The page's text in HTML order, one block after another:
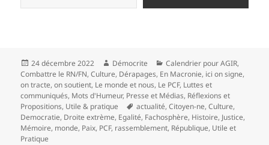
Publié
le
24 décembre 2022 Auteur
Démocrite Catégories
Calendrier pour AGIR,
Combattre le RN/FN,Culture, Dérapages, En Macronie, ici on signe,
on tracte, on soutient, Le monde et nous, Le PCF, Luttes et
communiqués, Mots d'Humeur, Presse et Médias, Réflexions et
Propositions, Utile & pratique
Mots-
clés
actualité,Citoyen-ne,Culture,
Democratie, Droite extrème, Egalité, Fachosphère, Histoire, Justice,
Mémoire, monde, Paix, PCF, rassemblement, République, Utile et
Pratique